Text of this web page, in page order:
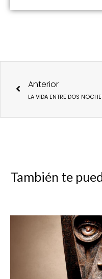
Anterior
También te